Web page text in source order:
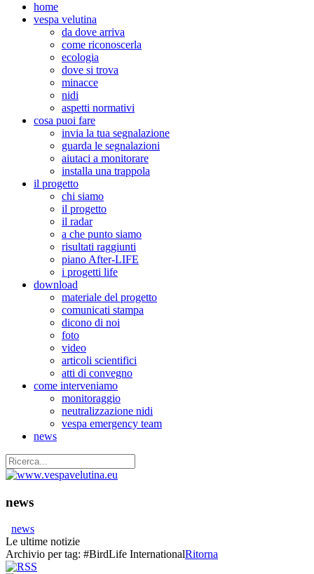
home
vespa velutina
da dove arriva
come riconoscerla
ecologia
dove si trova
minacce
nidi
aspetti normativi
cosa puoi fare
invia la tua segnalazione
guarda le segnalazioni
aiutaci a monitorare
installa una trappola
il progetto
chi siamo
il progetto
il radar
a che punto siamo
risultati raggiunti
piano After-LIFE
i progetti life
download
materiale del progetto
comunicati stampa
dicono di noi
foto
video
articoli scientifici
atti di convegno
come interveniamo
monitoraggio
neutralizzazione nidi
vespa emergency team
news
news
news
Le ultime notizie
Archivio per tag: #BirdLife InternationalRitorna